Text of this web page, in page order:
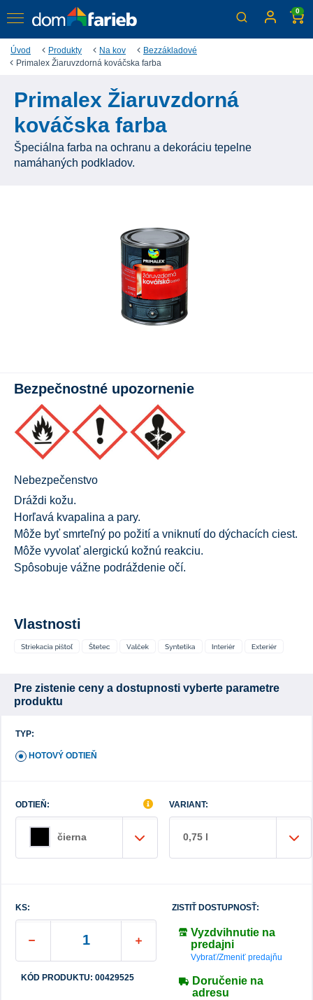
0
Úvod Produkty Na kov
Bezzákladové
Primalex Žiaruvzdorná kováčska farba
Primalex Žiaruvzdorná
kováčska farba
Špeciálna farba na ochranu a dekoráciu tepelne
namáhaných podkladov.
Bezpečnostné upozornenie
Nebezpečenstvo
Dráždi kožu.
Horľavá kvapalina a pary.
Môže byť smrteľný po požití a vniknutí do dýchacích ciest.
Môže vyvolať alergickú kožnú reakciu.
Spôsobuje vážne podráždenie očí.
Vlastnosti
Pre zistenie ceny a dostupnosti vyberte parametre
produktu
TYP:
HOTOVÝ ODTIEŇ
ODTIEŇ:
čierna
VARIANT:
0,75 l
KS:
KÓD PRODUKTU: 00429525
ZISTIŤ DOSTUPNOSŤ:
Vyzdvihnutie na
predajni
Vybrať/Zmeniť predajňu
Doručenie na
adresu